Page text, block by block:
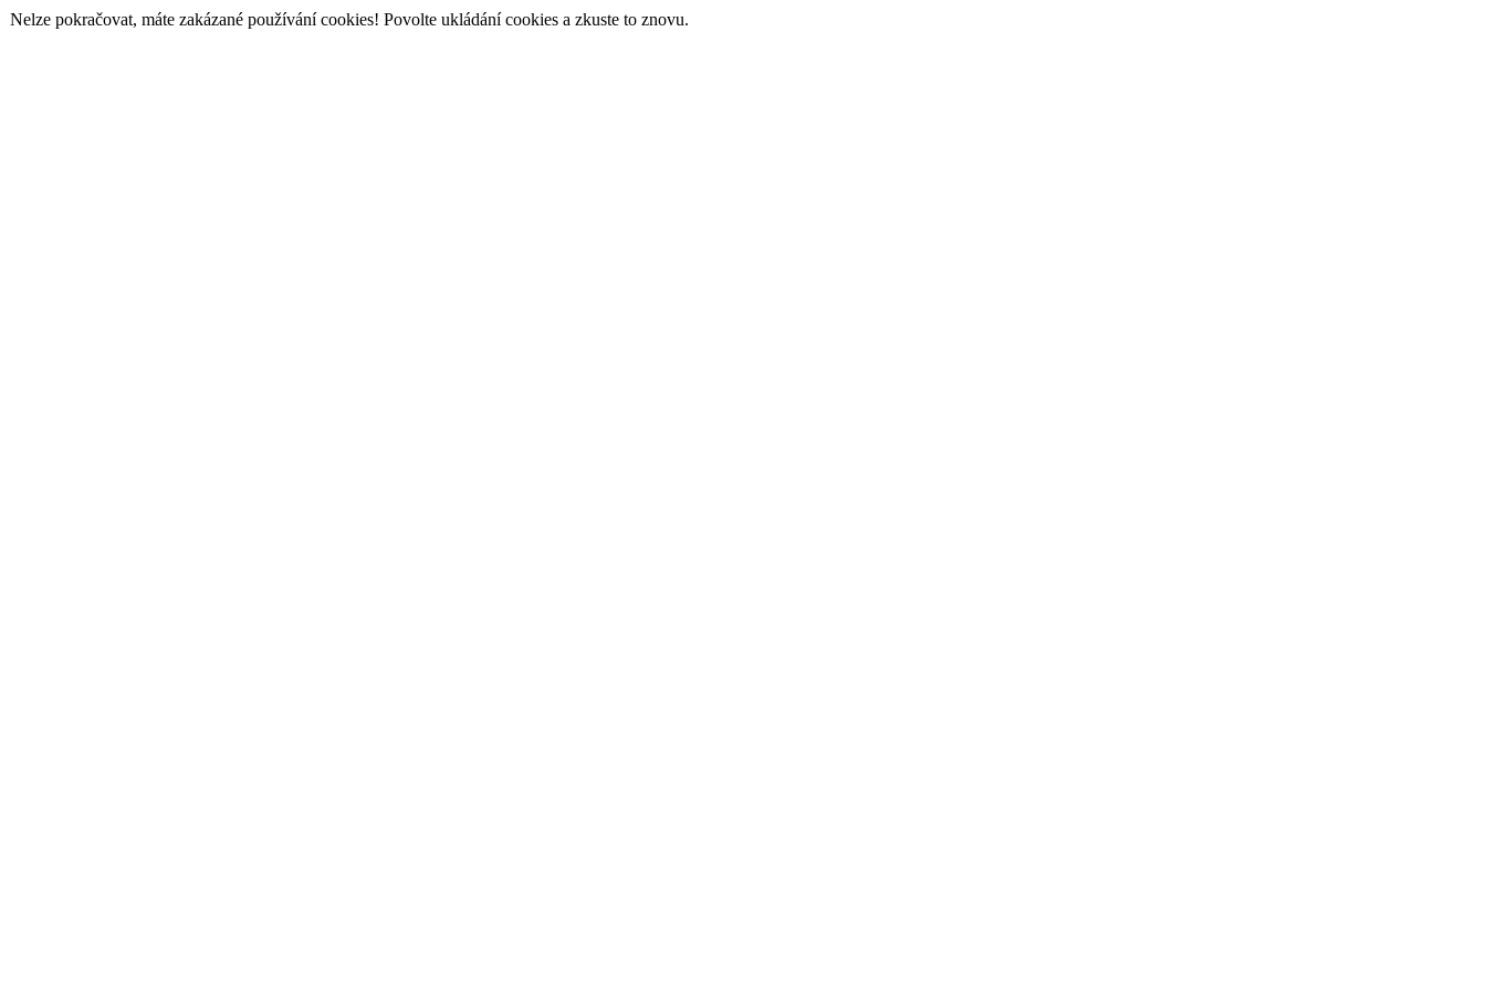
Nelze pokračovat, máte zakázané používání cookies! Povolte ukládání cookies a zkuste to znovu.